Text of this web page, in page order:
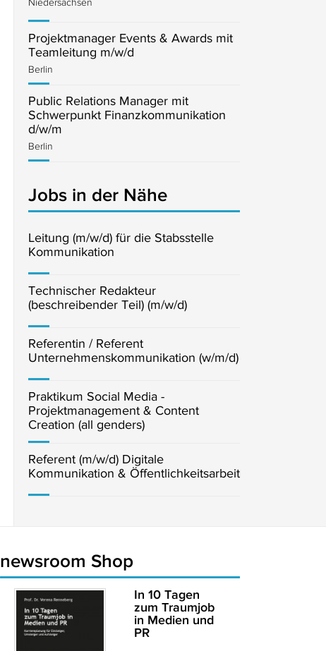
Projektmanager Events & Awards mit
Teamleitung m/w/d
Berlin
Public Relations Manager mit
Schwerpunkt Finanzkommunikation
d/w/m
Berlin
Jobs in der Nähe
Leitung (m/w/d) für die Stabsstelle
Kommunikation
Technischer Redakteur
(beschreibender Teil) (m/w/d)
Referentin / Referent
Unternehmenskommunikation (w/m/d)
Praktikum Social Media -
Projektmanagement & Content
Creation (all genders)
Referent (m/w/d) Digitale
Kommunikation & Öffentlichkeitsarbeit
newsroom Shop
In 10 Tagen
zum Traumjob
in Medien und
PR